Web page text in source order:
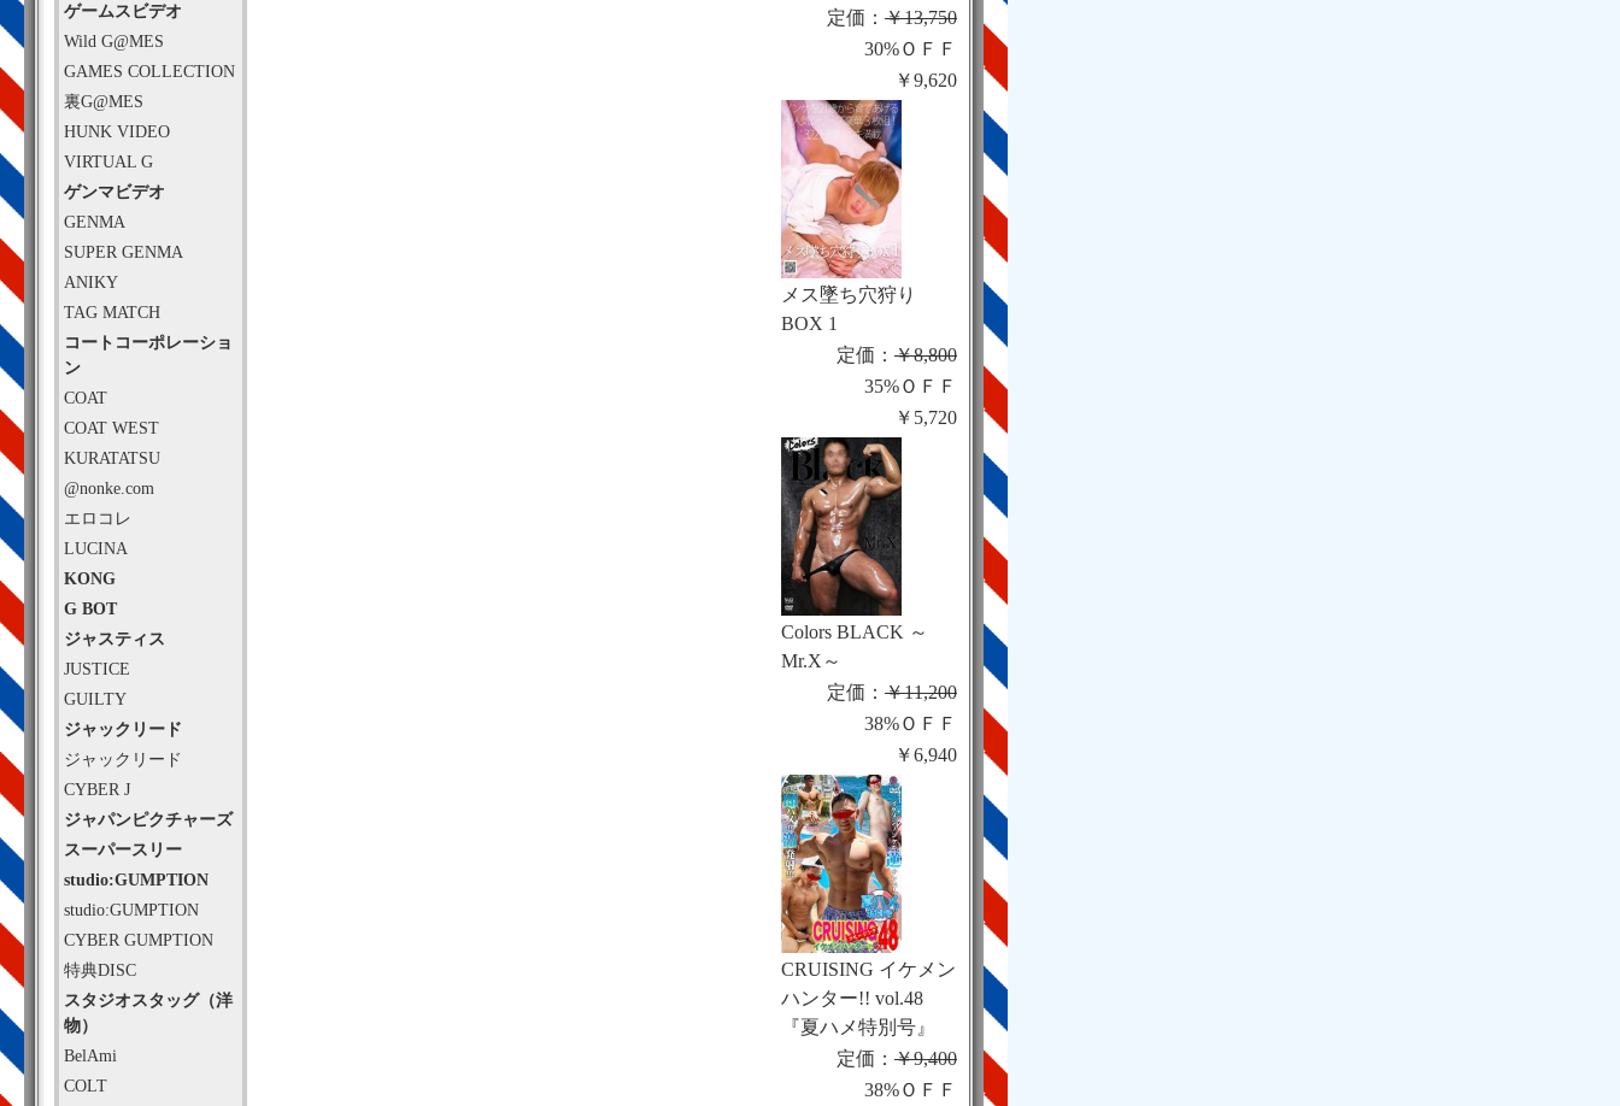
ゲームスビデオ
Wild G@MES
GAMES COLLECTION
裏G@MES
HUNK VIDEO
VIRTUAL G
ゲンマビデオ
GENMA
SUPER GENMA
ANIKY
TAG MATCH
コートコーポレーショ
ン
COAT
COAT WEST
KURATATSU
@nonke.com
エロコレ
LUCINA
KONG
G BOT
ジャスティス
JUSTICE
GUILTY
ジャックリード
ジャックリード
CYBER J
ジャパンピクチャーズ
スーパースリー
studio:GUMPTION
studio:GUMPTION
CYBER GUMPTION
特典DISC
スタジオスタッグ（洋
物）
BelAmi
COLT
定価： ￥13,750
30%ＯＦＦ
￥9,620
メス墜ち穴狩り
BOX 1
定価： ￥8,800
35%ＯＦＦ
￥5,720
Colors BLACK ～
Mr.X～
定価： ￥11,200
38%ＯＦＦ
￥6,940
CRUISING イケメン
ハンター!! vol.48
『夏ハメ特別号』
定価： ￥9,400
38%ＯＦＦ